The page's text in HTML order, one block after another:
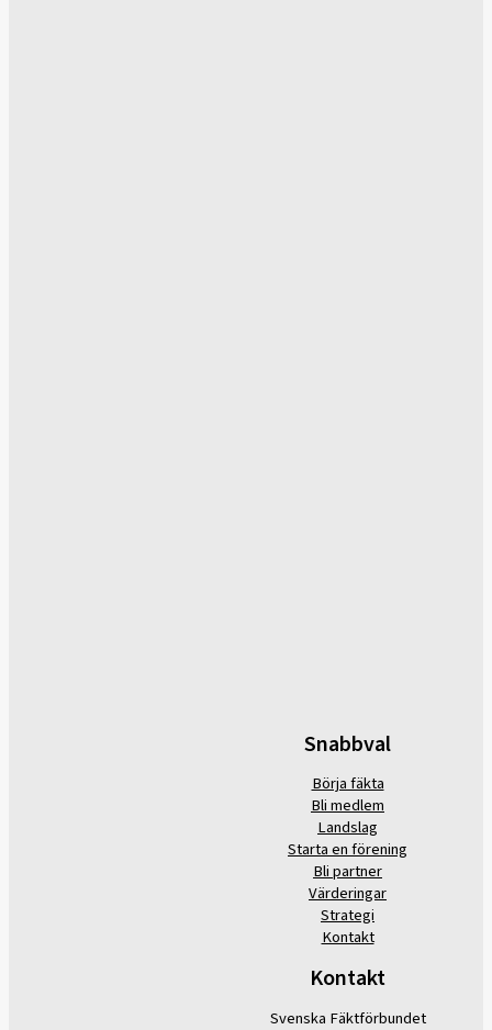
Snabbval
Börja fäkta
Bli medlem
Landslag
Starta en förening
Bli partner
Värderingar
Strategi
Kontakt
Kontakt
Svenska Fäktförbundet